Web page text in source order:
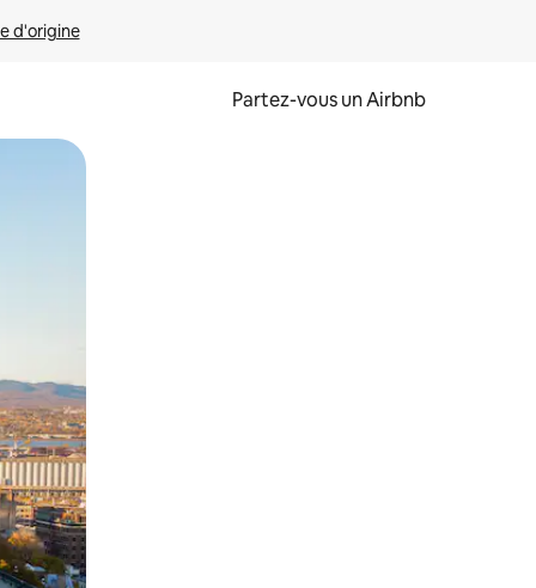
d'origine
Partez-vous un Airbnb
en les faisant glisser.